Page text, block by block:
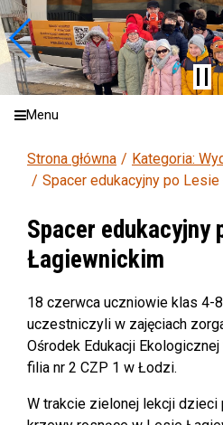
Menu
Strona główna
Kategoria:
Spacer edukacyjny po
Spacer edukacyjny
Łagiewnickim
18 czerwca uczniowie klas 4-
uczestniczyli w zajęciach
Ośrodek Edukacji
filia nr 2 CZP 1 w Łodzi.
W trakcie zielonej lekcji dzieci